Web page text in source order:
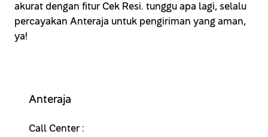
akurat dengan fitur Cek Resi. tunggu apa lagi, selalu
percayakan Anteraja untuk pengiriman yang aman,
ya!
Anteraja
Call Center :